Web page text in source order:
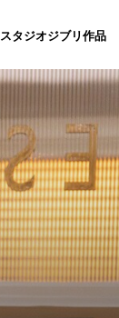
スタジオジブリ作品